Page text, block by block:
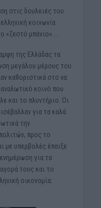
στις δουλειές του
κοινωνία
«ζεστό μπάνιο»….
της Ελλάδας τα
μεγάλου μέρους του
καθοριστικά στο να
κοινό που
και το πλυντήριο. Οι
για τα καλά
την
προς το
με υπερβολές έπαιξε
για τα
τους και το
οικονομία: